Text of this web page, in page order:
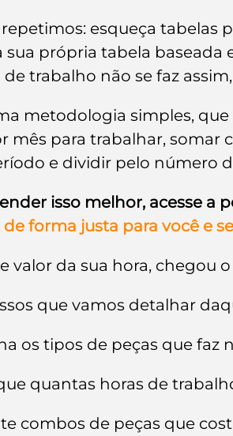
repetimos: esqueça tabelas
sua própria tabela baseada
de trabalho não se faz
metodologia simples,
mês para trabalhar, somar
e dividir pelo número
isso melhor, acesse a
forma justa para você e
valor da sua hora, chegou
que vamos detalhar
os tipos de peças que faz
quantas horas de
combos de peças que